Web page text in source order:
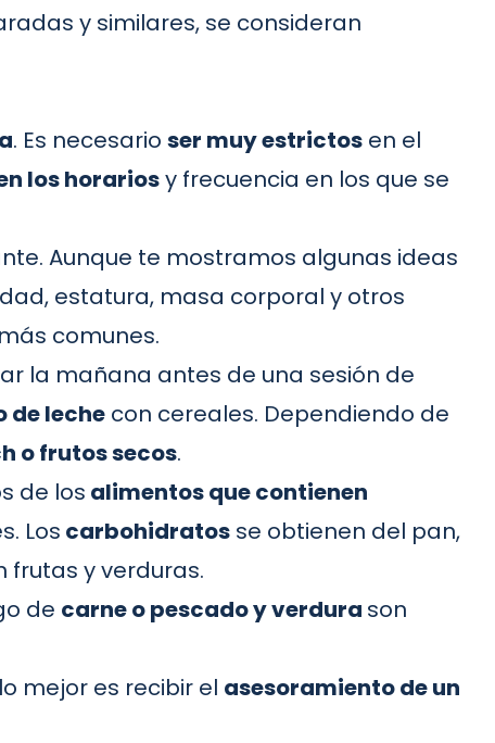
y similares, se consideran
. Es necesario ser muy estrictos en el
los horariosy frecuencia en los que se
Aunque te mostramos algunas ideas
estatura, masa corporal y otros
comunes.
la mañana antes de una sesión de
de leche con cereales. Dependiendo de
o frutos secos.
de los alimentos que contienen
Los carbohidratos se obtienen del pan,
frutas y verduras.
de carne o pescado y verdura son
mejor es recibir el asesoramiento de un